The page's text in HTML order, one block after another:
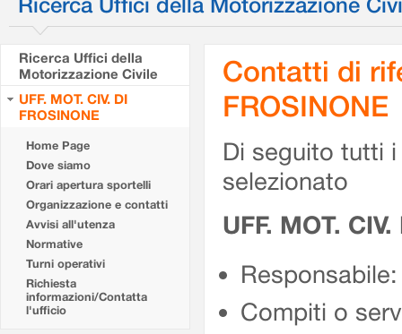
Ricerca Uffici della
Motorizzazione Civile
UFF. MOT. CIV. DI
FROSINONE
Home Page
Dove siamo
Orari apertura sportelli
Organizzazione e contatti
Avvisi all'utenza
Normative
Turni operativi
Richiesta
informazioni/Contatta
l'ufficio
Contatti di
FROSINONE
Di seguito tutti
selezionato
UFF. MOT.
Compiti o